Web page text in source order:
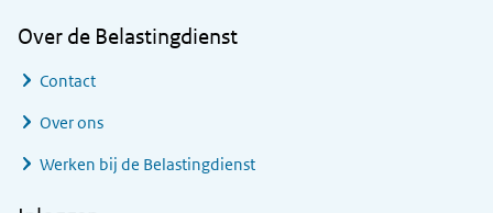
Over de Belastingdienst
Contact
Over ons
Werken bij de Belastingdienst